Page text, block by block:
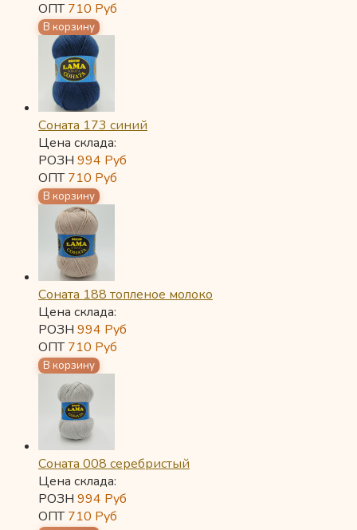
ОПТ710 Руб
Соната 173 синий
Цена склада:
РОЗН 994 Руб
ОПТ710 Руб
Соната 188 топленое молоко
Цена склада:
РОЗН 994 Руб
ОПТ710 Руб
Соната 008 серебристый
Цена склада:
РОЗН 994 Руб
ОПТ710 Руб